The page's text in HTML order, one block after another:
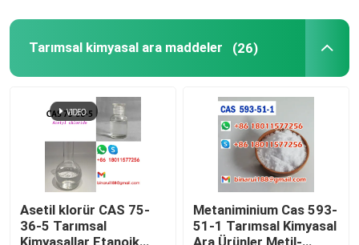
Laboratuvar cam şişeleri
Laboratuvar bardakları
Laboratuvar Funnelleri
Tatlandırıcı Ajanlar
Tarımsal kimyasal ara maddeler (26)
Asetil klorür CAS 75-
36-5 Tarımsal
Metaniminium Cas 593-
51-1 Tarımsal Kimyasal